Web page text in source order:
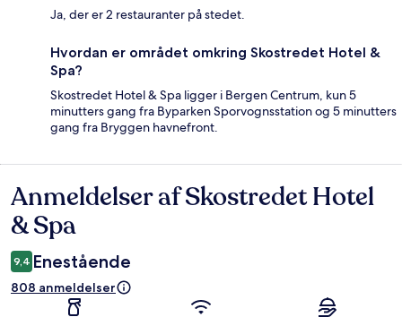
Ja, der er 2 restauranter på stedet.
Hvordan er området omkring Skostredet Hotel &
Spa?
Skostredet Hotel & Spa ligger i Bergen Centrum, kun 5
minutters gang fra Byparken Sporvognsstation og 5 minutters
gang fra Bryggen havnefront.
Anmeldelser
Anmeldelser af Skostredet Hotel
& Spa
9,4 Enestående
808 anmeldelser